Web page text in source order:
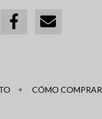
CÓMO COMPRAR